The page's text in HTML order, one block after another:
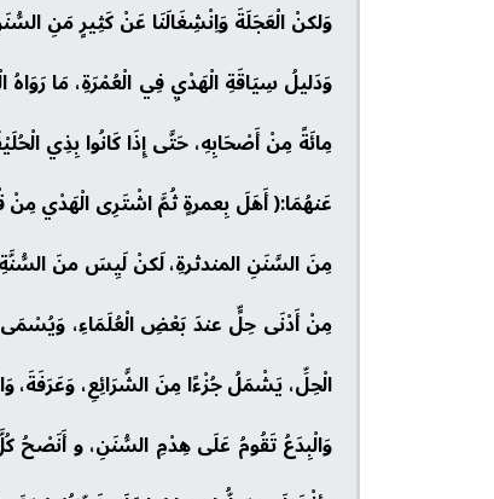
وَلكنْ الْعَجَلَةَ وَاِنْشِغَالَنَا عَنْ كَثِيرٍ مَنِ
وَدَليلُ سِيَاقَةِ الْهَدْيِ فِي الْعُمْرَةِ، مَا
مِائَةً مِنْ أَصْحَابِهِ، حَتَّى إِذَا كَانُوا بِذِي
عَنهُمَا:( أَهَلَ بِعمرةٍ ثُمَّ اشْتَرِى الْهَدْي مِنْ
مِنَ السَّنَنِ المندثرةِ، لَكنْ لَيِسَ منَ
مِنْ أَدْنَى حِلٍّ عندَ بَعْضِ الْعُلَمَاءِ، وَيُسْمَى
وَالْبِدَعُ تَقُومُ عَلَى هِدْمِ السُّنَنِ، و أَنَصْحُ